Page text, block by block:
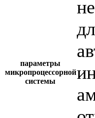
параметры
микропроцессорной
системы